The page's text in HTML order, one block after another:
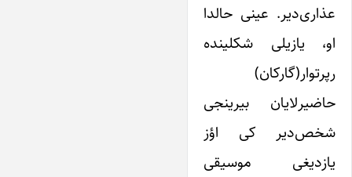
عذاری‌دیر. عینی حالدا
او، یازیلی شکلینده
رپرتوار(گارکان)
حاضیرلایان بیرینجی
شخص‌دیر کی اؤز
یازدیغی موسیقی